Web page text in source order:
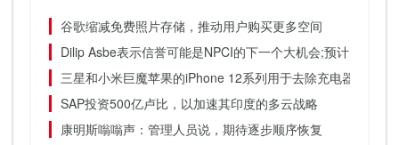
谷歌缩减免费照片存储，推动用户购买更多空间
Dilip Asbe表示信誉可能是NPCI的下一个大机会;预计UPI增长
三星和小米巨魔苹果的iPhone 12系列用于去除充电器
SAP投资500亿卢比，以加速其印度的多云战略
康明斯嗡嗡声：管理人员说，期待逐步顺序恢复